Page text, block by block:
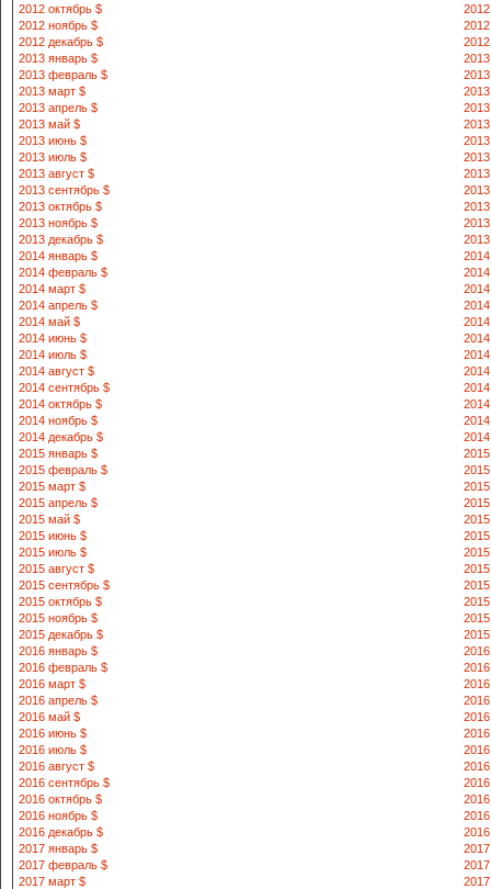
2012 октябрь $
2012 ноябрь $
2012 декабрь $
2013 январь $
2013 февраль $
2013 март $
2013 апрель $
2013 май $
2013 июнь $
2013 июль $
2013 август $
2013
2013 сентябрь $
2013 октябрь $
2013 ноябрь $
2013 декабрь $
2014 январь $
2014 февраль $
2014 март $
2014 апрель $
2014 май $
2014 июнь $
2014 июль $
2014 август $
2014
2014 сентябрь $
2014 октябрь $
2014 ноябрь $
2014 декабрь $
2015 январь $
2015 февраль $
2015 март $
2015 апрель $
2015 май $
2015 июнь $
2015 июль $
2015 август $
2015
2015 сентябрь $
2015 октябрь $
2015 ноябрь $
2015 декабрь $
2016 январь $
2016 февраль $
2016 март $
2016 апрель $
2016 май $
2016 июнь $
2016 июль $
2016 август $
2016
2016 сентябрь $
2016 октябрь $
2016 ноябрь $
2016 декабрь $
2017 январь $
2017 февраль $
2017 март $